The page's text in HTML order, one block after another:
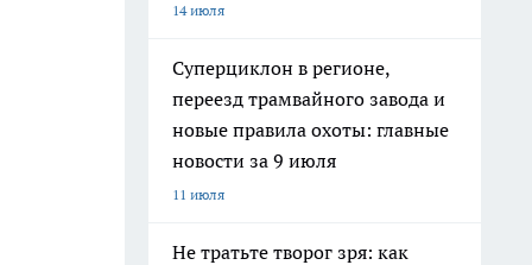
14 июля
Суперциклон в регионе,
переезд трамвайного завода и
новые правила охоты: главные
новости за 9 июля
11 июля
Не тратьте творог зря: как